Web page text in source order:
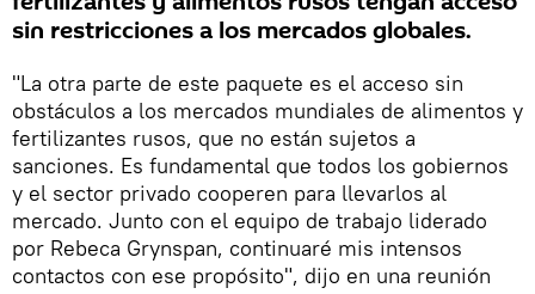
sin restricciones a los mercados globales.
"La otra parte de este paquete es el acceso sin
obstáculos a los mercados mundiales de alimentos y
fertilizantes rusos, que no están sujetos a
sanciones. Es fundamental que todos los gobiernos
y el sector privado cooperen para llevarlos al
mercado. Junto con el equipo de trabajo liderado
por Rebeca Grynspan, continuaré mis intensos
contactos con ese propósito", dijo en una reunión